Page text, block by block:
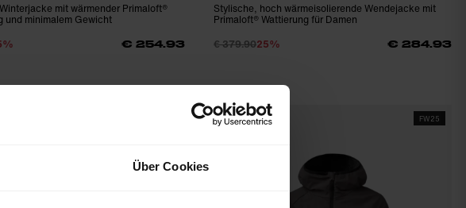
Über Cookies
mit wärmender Primaloft®
und minimalem Gewicht
€ 254.93
Stylische, hoch wärmeisolierende Wendejacke mit
Primaloft® Wattierung für Damen
€ 379.9025% € 284.93
FW25